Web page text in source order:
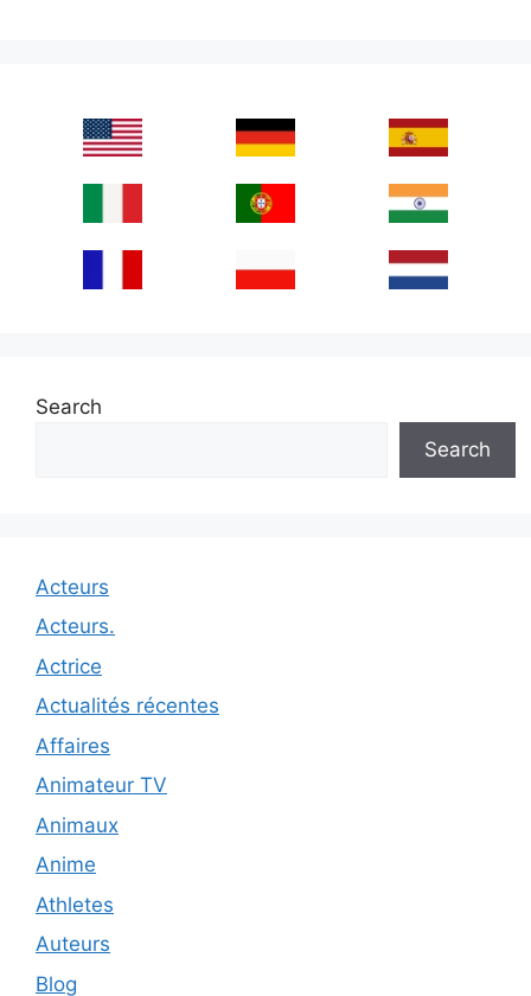
Search
Search
Acteurs
Acteurs.
Actrice
Actualités récentes
Affaires
Animateur TV
Animaux
Anime
Athletes
Auteurs
Blog